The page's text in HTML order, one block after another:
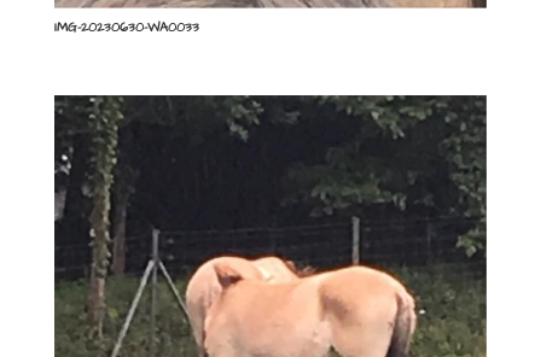
IMG-20230630-WA0033